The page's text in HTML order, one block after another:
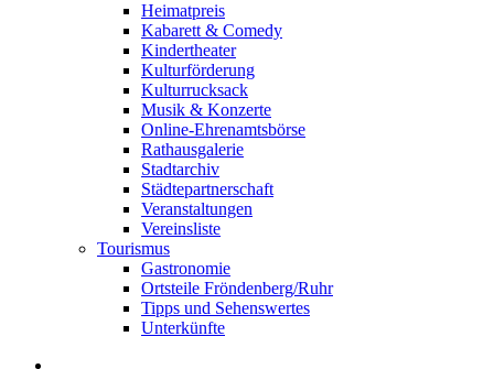
Heimatpreis
Kabarett & Comedy
Kindertheater
Kulturförderung
Kulturrucksack
Musik & Konzerte
Online-Ehrenamtsbörse
Rathausgalerie
Stadtarchiv
Städtepartnerschaft
Veranstaltungen
Vereinsliste
Tourismus
Gastronomie
Ortsteile Fröndenberg/Ruhr
Tipps und Sehenswertes
Unterkünfte